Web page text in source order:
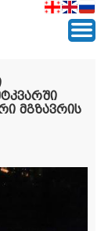
მგზავრის